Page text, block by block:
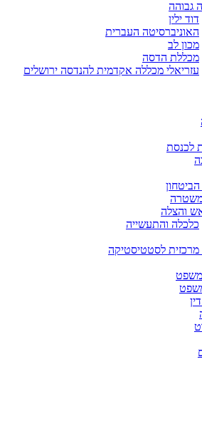
דוד ילין
האוניברסיטה העברית
מכון לב
מכללת הדסה
עזריאלי מכללה אקדמית להנדסה ירושלים
לכנסת
והצלה
כלכלה והתעשייה
לסטטיסטיקה